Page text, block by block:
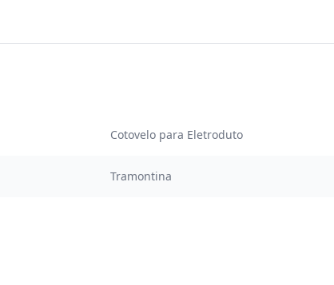
Cotovelo para Eletroduto
Tramontina